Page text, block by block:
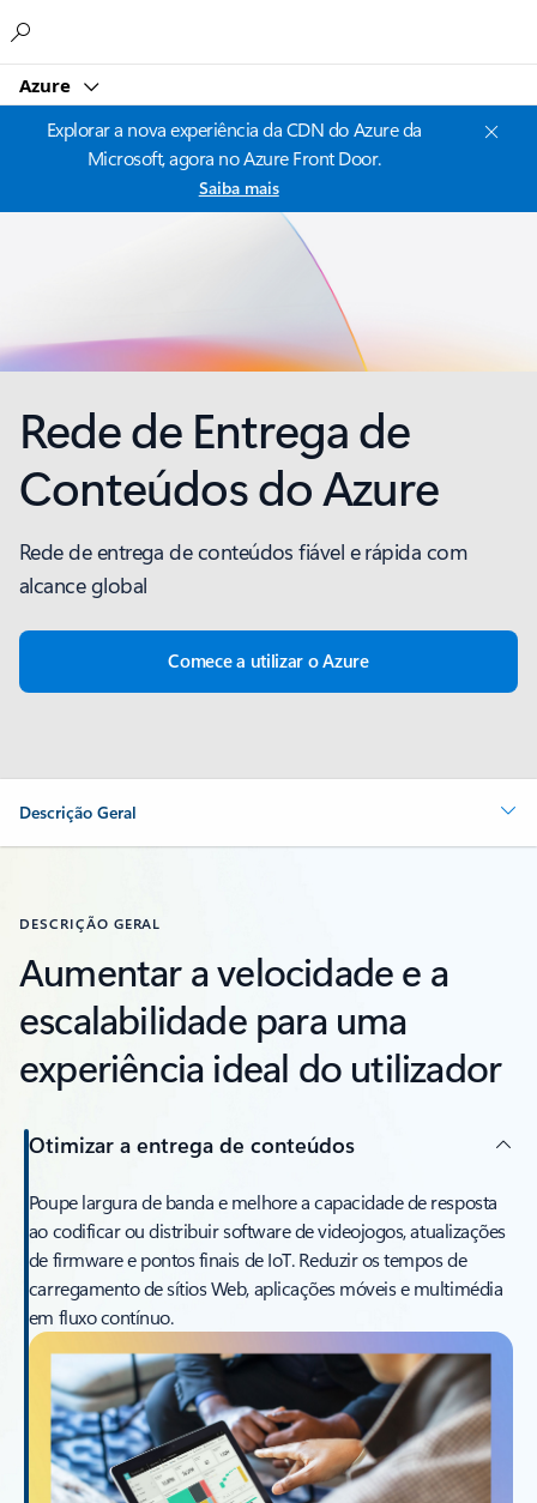
Azure
Explorar a nova experiência da CDN do Azure da
Microsoft, agora no Azure Front Door.
Saiba mais
Rede de Entrega de
Conteúdos do Azure
Rede de entrega de conteúdos fiável e rápida com
alcance global
Comece a utilizar o Azure
Descrição Geral
DESCRIÇÃO GERAL
Aumentar a velocidade e a
escalabilidade para uma
experiência ideal do utilizador
Otimizar a entrega de conteúdos
Poupe largura de banda e melhore a capacidade de resposta
ao codificar ou distribuir software de videojogos, atualizações
de firmware e pontos finais de IoT. Reduzir os tempos de
carregamento de sítios Web, aplicações móveis e multimédia
em fluxo contínuo.